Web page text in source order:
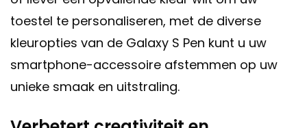
toestel te personaliseren, met de diverse
kleuropties van de Galaxy S Pen kunt u uw
smartphone-accessoire afstemmen op uw
unieke smaak en uitstraling.